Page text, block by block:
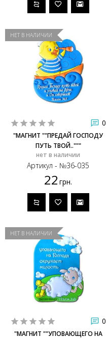
НЕТ В НАЛИЧИИ
0
"МАГНИТ ""ПРЕДАЙ ГОСПОДУ
ПУТЬ ТВОЙ.."""
нет в наличии
Артикул - №36-035
22 грн.
НЕТ В НАЛИЧИИ
0
"МАГНИТ ""УПОВАЮЩЕГО НА